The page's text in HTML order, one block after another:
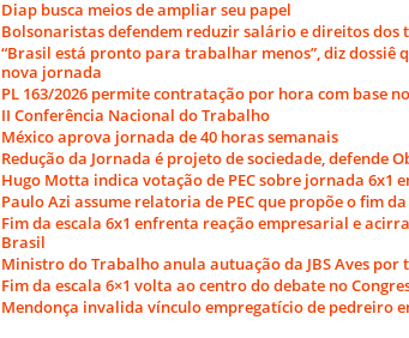
Diap busca meios de ampliar seu papel
Bolsonaristas defendem reduzir salário e direitos dos
“Brasil está pronto para trabalhar menos”, diz dossiê
nova jornada
PL 163/2026 permite contratação por hora com base
II Conferência Nacional do Trabalho
México aprova jornada de 40 horas semanais
Redução da Jornada é projeto de sociedade, defende
Hugo Motta indica votação de PEC sobre jornada 6x1
Paulo Azi assume relatoria de PEC que propõe o fim da
Fim da escala 6x1 enfrenta reação empresarial e
Brasil
Ministro do Trabalho anula autuação da JBS Aves
Fim da escala 6×1 volta ao centro do debate no
Mendonça invalida vínculo empregatício de pedreiro